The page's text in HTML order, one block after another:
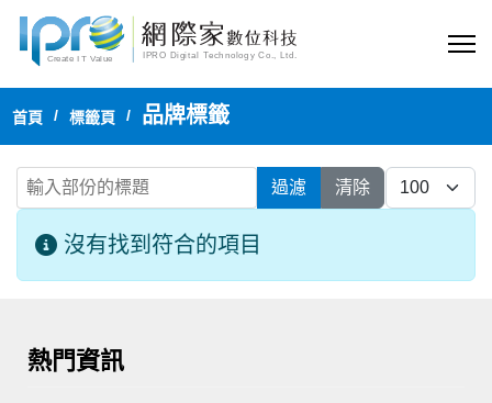
首頁 標籤頁 品牌標籤
輸入部份的標題 過濾 清除 每頁顯示
資訊
沒有找到符合的項目
熱門資訊